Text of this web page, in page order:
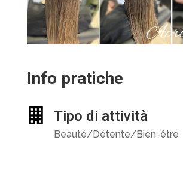
Info pratiche
Tipo di attività
Beauté/Détente/Bien-être